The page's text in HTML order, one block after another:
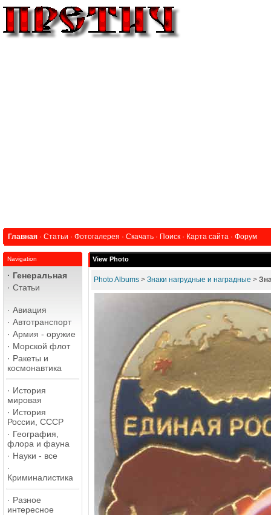
Главная · Статьи · Фотогалерея · Скачать · Поиск · Карта сайта · Форум
Navigation
· Генеральная
· Статьи
· Авиация
· Автотранспорт
· Армия - оружие
· Морской флот
· Ракеты и
космонавтика
· История
мировая
· История
России, СССР
· География,
флора и фауна
· Науки - все
·
Криминалистика
· Разное
интересное
View Photo
Photo Albums > Знаки нагрудные и наградные >